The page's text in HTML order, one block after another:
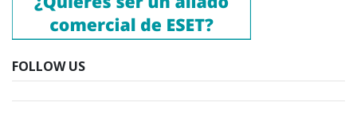
FOLLOW US